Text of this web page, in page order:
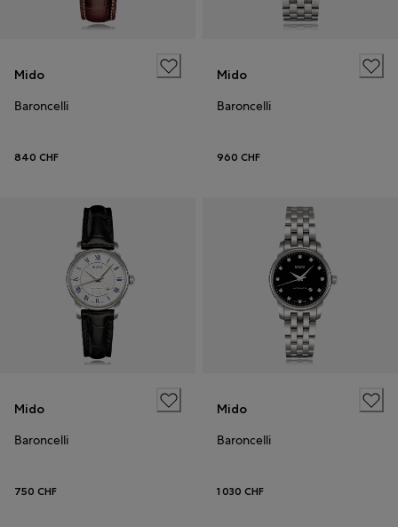
Mido
Baroncelli
840 CHF
Mido
Baroncelli
960 CHF
Mido
Baroncelli
750 CHF
Mido
Baroncelli
1 030 CHF